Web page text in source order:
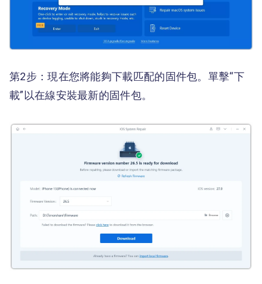
第2步：現在您將能夠下載匹配的固件包。單擊“下
載”以在線安裝最新的固件包。